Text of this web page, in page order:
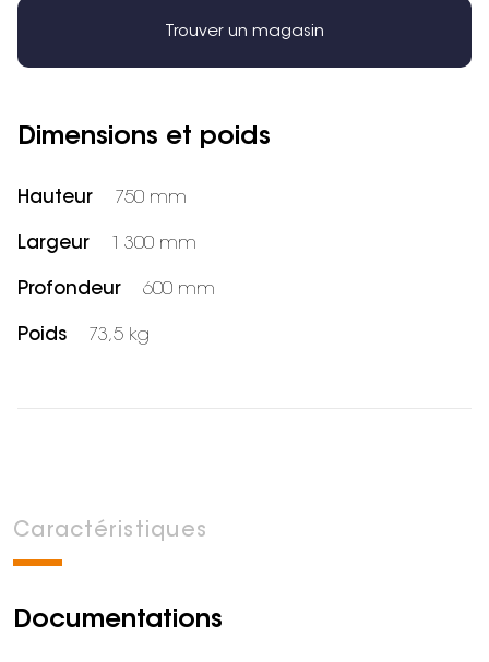
Trouver un magasin
Dimensions et poids
Hauteur 750 mm
Largeur 1 300 mm
Profondeur 600 mm
Poids 73,5 kg
Caractéristiques
Documentations